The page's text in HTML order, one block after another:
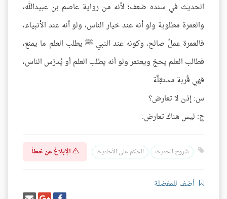
الحديث في سنده ضعف؛ لأنه من رواية عاصم بن عبيدالله،
والعمرة مطلوبة ولو أنه عند خيار الناس، ولو أنه عند الأنبياء،
فالعمرة عملٌ صالح، وكونه عند النبي ﷺ يطلب العلم ما يمنع،
فطالب العلم يحجّ ويعتمر ولو أنه يطلب العلم أو يُدرّس الناس،
فهي قُربة مستقِلَّة.
س: إذن لا تعارض؟
ج: ليس هناك تعارض.
شروح الحديث الحكم على الأحاديث الإبلاغ عن خطأ
أضف للمفضلة